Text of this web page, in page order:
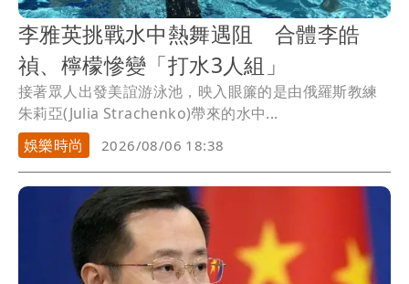
李雅英挑戰水中熱舞遇阻 合體李皓
禎、檸檬慘變「打水3人組」
接著眾人出發美誼游泳池，映入眼簾的是由俄羅斯教練
朱莉亞(Julia Strachenko)帶來的水中...
娛樂時尚
2026/08/06 18:38